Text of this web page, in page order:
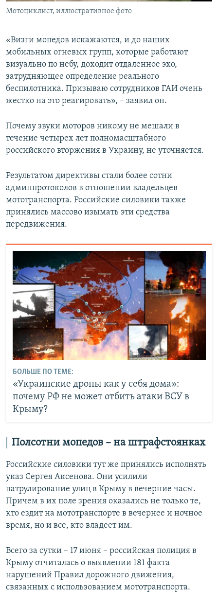
Мотоциклист, иллюстративное фото
«Визги мопедов искажаются, и до наших
мобильных огневых групп, которые работают
визуально по небу, доходит отдаленное эхо,
затрудняющее определение реального
беспилотника. Призываю сотрудников ГАИ очень
жестко на это реагировать», – заявил он.
Почему звуки моторов никому не мешали в
течение четырех лет полномасштабного
российского вторжения в Украину, не уточняется.
Результатом директивы стали более сотни
админпротоколов в отношении владельцев
мототранспорта. Российские силовики также
принялись массово изымать эти средства
передвижения.
БОЛЬШЕ ПО ТЕМЕ:
«Украинские дроны как у себя дома»:
почему РФ не может отбить атаки ВСУ в
Крыму?
Полсотни мопедов – на штрафстоянках
Российские силовики тут же принялись исполнять
указ Сергея Аксенова. Они усилили
патрулирование улиц в Крыму в вечерние часы.
Причем в их поле зрения оказались не только те,
кто ездит на мототранспорте в вечернее и ночное
время, но и все, кто владеет им.
Всего за сутки – 17 июня – российская полиция в
Крыму отчиталась о выявлении 181 факта
нарушений Правил дорожного движения,
связанных с использованием мототранспорта.